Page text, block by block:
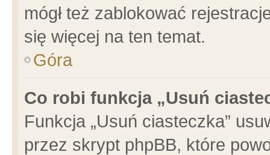
mógł też zablokować
się więcej na ten temat.
Góra
Co robi funkcja „Usuń
Funkcja „Usuń ciasteczka”
przez skrypt phpBB, które